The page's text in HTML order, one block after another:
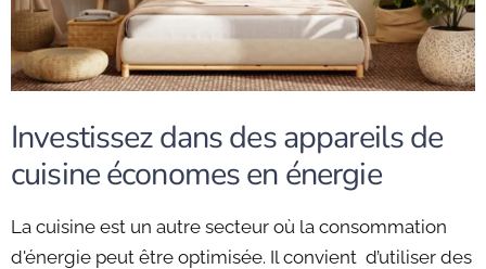
Investissez dans des appareils de
cuisine économes en énergie
La cuisine est un autre secteur où la consommation
d'énergie peut être optimisée. Il convient d’utiliser des